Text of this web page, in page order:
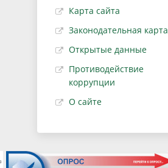
Карта сайта
Законодательная карта
Открытые данные
Противодействие
коррупции
О сайте